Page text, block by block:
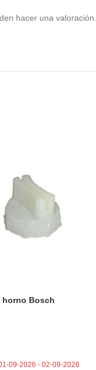
hacer una valoración.
horno Bosch
09-2026 - 02-09-2026